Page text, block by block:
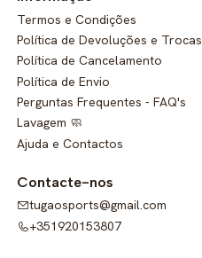
Termos e Condições
Política de Devoluções e Trocas
Política de Cancelamento
Política de Envio
Perguntas Frequentes - FAQ's
Lavagem 🧼
Ajuda e Contactos
Contacte-nos
tugaosports@gmail.com
+351920153807